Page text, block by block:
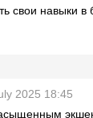
свои навыки в
2025 18:45